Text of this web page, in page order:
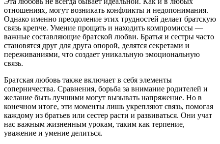
отношениях, могут возникать конфликты и недопонимания.
Однако именно преодоление этих трудностей делает братскую
связь крепче. Умение прощать и находить компромиссы —
важные составляющие братской любви. Братья и сестры часто
становятся друг для друга опорой, делятся секретами и
переживаниями, что создает уникальную эмоциональную
связь.
Братская любовь также включает в себя элементы
соперничества. Сравнения, борьба за внимание родителей и
желание быть лучшими могут вызывать напряжение. Но в
конечном итоге, эти моменты лишь укрепляют связь, помогая
каждому из братьев или сестер расти и развиваться. Они учат
нас важным жизненным урокам, таким как терпение,
уважение и умение делиться.